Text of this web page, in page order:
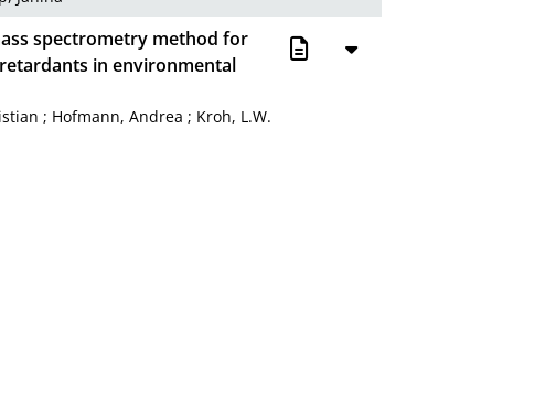
spectrometry method for
in environmental
; Hofmann, Andrea ; Kroh, L.W.